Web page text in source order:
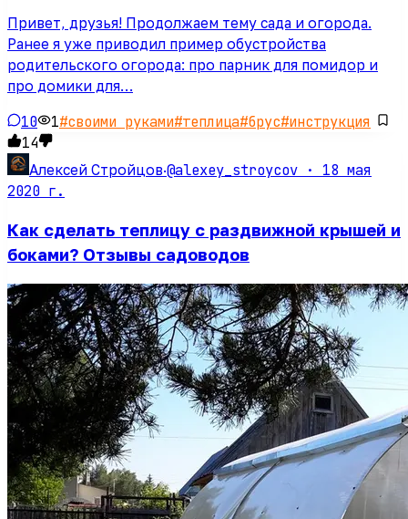
Привет, друзья! Продолжаем тему сада и огорода.
Ранее я уже приводил пример обустройства
родительского огорода: про парник для помидор и
про домики для…
10 1#своими руками#теплица#брус#инструкция
14
Алексей Стройцов·@alexey_stroycov · 18 мая
2020 г.
Как сделать теплицу с раздвижной крышей и
боками? Отзывы садоводов